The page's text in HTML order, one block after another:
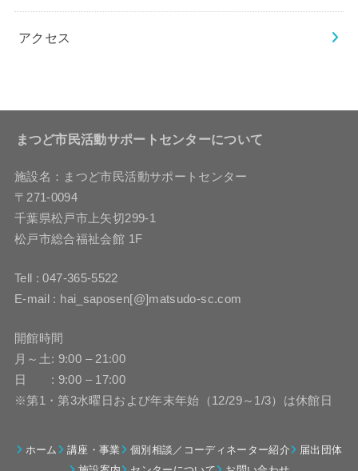
アクセス
まつど市民活動サポートセンターについて
施設名：まつど市民活動サポートセンター
〒271-0094
千葉県松戸市上矢切299-1
松戸市総合福祉会館 1F
Tell : 047-365-5522
E-mail : hai_saposen[@]matsudo-sc.com
開館時間
月～土: 9:00 – 21:00
日 : 9:00 – 17:00
※第1・第3水曜日および年末年始（12/29～1/3）は休館日
ホーム 講座・事業 個別相談／コーディネーター紹介
届出団体